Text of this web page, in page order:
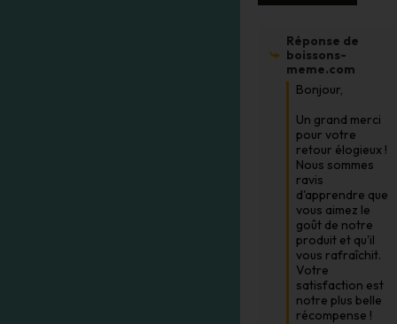
Réponse de
boissons-
meme.com
Bonjour,
Un grand merci
pour votre
retour élogieux !
Nous sommes
ravis
d'apprendre que
vous aimez le
goût de notre
produit et qu'il
vous rafraîchit.
Votre
satisfaction est
notre plus belle
récompense !